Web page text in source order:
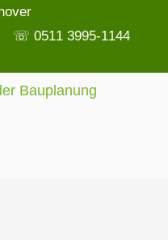
☏ 0511 3995-1144